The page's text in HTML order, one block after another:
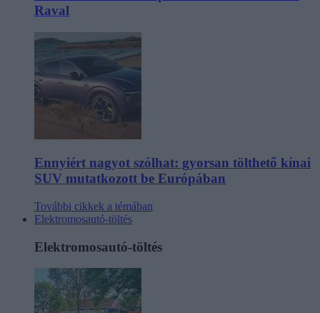
Raval
Ennyiért nagyot szólhat: gyorsan tölthető kínai
SUV mutatkozott be Európában
További cikkek a témában
Elektromosautó-töltés
Elektromosautó-töltés